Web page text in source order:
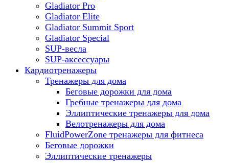
Gladiator Pro
Gladiator Elite
Gladiator Summit Sport
Gladiator Special
SUP-весла
SUP-аксессуары
Кардиотренажеры
Тренажеры для дома
Беговые дорожки для дома
Гребные тренажеры для дома
Эллиптические тренажеры для дома
Велотренажеры для дома
FluidPowerZone тренажеры для фитнеса
Беговые дорожки
Эллиптические тренажеры